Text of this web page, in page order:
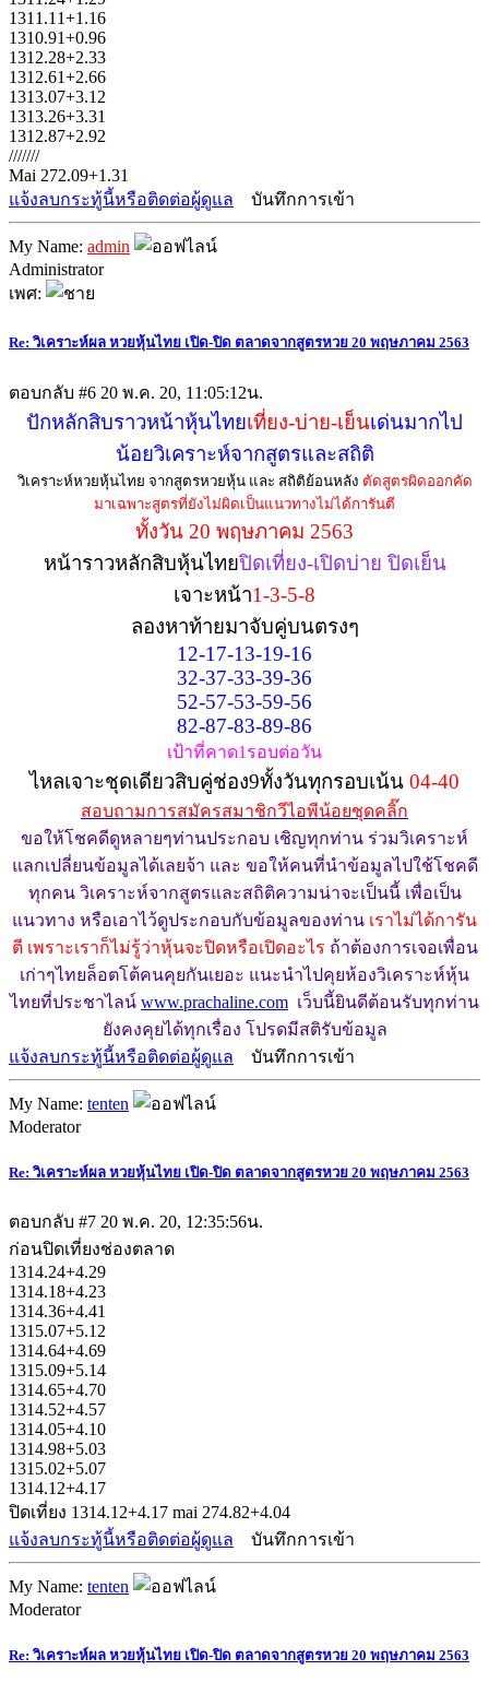
1311.11+1.16
1310.91+0.96
1312.28+2.33
1312.61+2.66
1313.07+3.12
1313.26+3.31
1312.87+2.92
///////
Mai 272.09+1.31
แจ้งลบกระทู้นี้หรือติดต่อผู้ดูแล
บันทึกการเข้า
My Name: admin
Administrator
เพศ:
Re: วิเคราะห์ผล หวยหุ้นไทย เปิด-ปิด ตลาดจากสูตรหวย 20 พฤษภาคม 2563
ตอบกลับ #6 20 พ.ค. 20, 11:05:12น.
ปักหลักสิบราวหน้าหุ้นไทยเที่ยง-บ่าย-เย็นเด่นมากไป
น้อยวิเคราะห์จากสูตรและสถิติ
วิเคราะห์หวยหุ้นไทย จากสูตรหวยหุ้น และ สถิติย้อนหลัง ตัดสูตรผิดออกคัด
มาเฉพาะสูตรที่ยังไม่ผิดเป็นแนวทางไม่ได้การันตี
ทั้งวัน 20 พฤษภาคม 2563
หน้าราวหลักสิบหุ้นไทยปิดเที่ยง-เปิดบ่าย ปิดเย็น
เจาะหน้า1-3-5-8
ลองหาท้ายมาจับคู่บนตรงๆ
12-17-13-19-16
32-37-33-39-36
52-57-53-59-56
82-87-83-89-86
เป้าที่คาด1รอบต่อวัน
ไหลเจาะชุดเดียวสิบคู่ช่อง9ทั้งวันทุกรอบเน้น 04-40
สอบถามการสมัครสมาชิกวีไอพีน้อยชุดคลิ๊ก
ขอให้โชคดีดูหลายๆท่านประกอบ เชิญทุกท่าน ร่วมวิเคราะห์
แลกเปลี่ยนข้อมูลได้เลยจ้า และ ขอให้คนที่นำข้อมูลไปใช้โชคดี
ทุกคน วิเคราะห์จากสูตรและสถิติความน่าจะเป็นนี้ เพื่อเป็น
แนวทาง หรือเอาไว้ดูประกอบกับข้อมูลของท่าน เราไม่ได้การัน
ตี เพราะเราก็ไม่รู้ว่าหุ้นจะปิดหรือเปิดอะไร ถ้าต้องการเจอเพื่อน
เก่าๆไทยล็อตโต้คนคุยกันเยอะ แนะนำไปคุยห้องวิเคราะห์หุ้น
ไทยที่ประชาไลน์ www.prachaline.com เว็บนี้ยินดีต้อนรับทุกท่าน
ยังคงคุยได้ทุกเรื่อง โปรดมีสติรับข้อมูล
แจ้งลบกระทู้นี้หรือติดต่อผู้ดูแล
บันทึกการเข้า
My Name: tenten
Moderator
Re: วิเคราะห์ผล หวยหุ้นไทย เปิด-ปิด ตลาดจากสูตรหวย 20 พฤษภาคม 2563
ตอบกลับ #7 20 พ.ค. 20, 12:35:56น.
ก่อนปิดเที่ยงช่องตลาด
1314.24+4.29
1314.18+4.23
1314.36+4.41
1315.07+5.12
1314.64+4.69
1315.09+5.14
1314.65+4.70
1314.52+4.57
1314.05+4.10
1314.98+5.03
1315.02+5.07
1314.12+4.17
ปิดเที่ยง 1314.12+4.17 mai 274.82+4.04
แจ้งลบกระทู้นี้หรือติดต่อผู้ดูแล
บันทึกการเข้า
My Name: tenten
Moderator
Re: วิเคราะห์ผล หวยหุ้นไทย เปิด-ปิด ตลาดจากสูตรหวย 20 พฤษภาคม 2563